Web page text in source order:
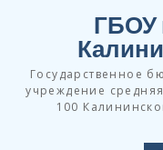
ГБОУ
Государственное
учреждение
100